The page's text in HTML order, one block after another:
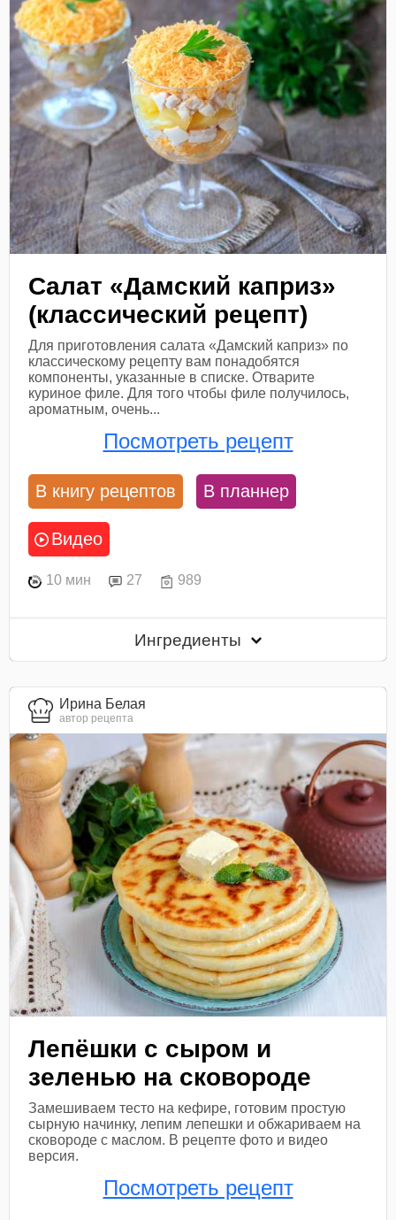
Салат «Дамский каприз»
(классический рецепт)
Для приготовления салата «Дамский каприз» по
классическому рецепту вам понадобятся
компоненты, указанные в списке. Отварите
куриное филе. Для того чтобы филе получилось,
ароматным, очень...
Посмотреть рецепт
В книгу рецептов В планнер
Видео
10 мин 27 989
Ингредиенты
Ирина Белая
автор рецепта
Лепёшки с сыром и
зеленью на сковороде
Замешиваем тесто на кефире, готовим простую
сырную начинку, лепим лепешки и обжариваем на
сковороде с маслом. В рецепте фото и видео
версия.
Посмотреть рецепт